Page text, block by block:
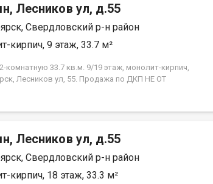
Лесников ул, д.55
Свердловский р-н район
кирпич, 9 этаж, 33.7 м²
комнатную 33.7 кв.м. 9/19 этаж, монолит-кирпич,
Лесников ул, 55. Продажа по ДКП НЕ ОТ
Лесников ул, д.55
Свердловский р-н район
кирпич, 18 этаж, 33.3 м²